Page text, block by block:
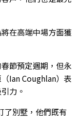
在高端中場方面獲
節預定週期，但永
Ian Coughlan）表
力。
了別墅，他們既有